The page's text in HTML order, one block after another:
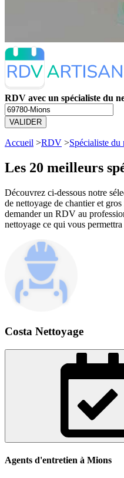
RDV avec un spécialiste du
VALIDER
Accueil >RDV >Spécialiste du
Les 20 meilleurs
Découvrez ci-dessous notre
de nettoyage de chantier et
demander un RDV au
nettoyage ce qui vous
Costa Nettoyage
Agents d'entretien à Mions